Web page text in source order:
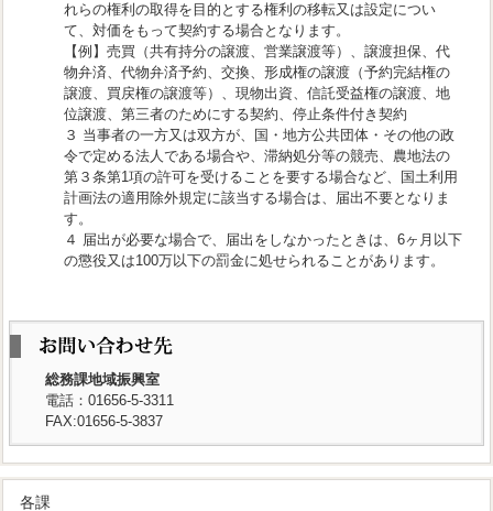
れらの権利の取得を目的とする権利の移転又は設定につい
て、対価をもって契約する場合となります。
【例】売買（共有持分の譲渡、営業譲渡等）、譲渡担保、代
物弁済、代物弁済予約、交換、形成権の譲渡（予約完結権の
譲渡、買戻権の譲渡等）、現物出資、信託受益権の譲渡、地
位譲渡、第三者のためにする契約、停止条件付き契約
３ 当事者の一方又は双方が、国・地方公共団体・その他の政
令で定める法人である場合や、滞納処分等の競売、農地法の
第３条第1項の許可を受けることを要する場合など、国土利用
計画法の適用除外規定に該当する場合は、届出不要となりま
す。
４ 届出が必要な場合で、届出をしなかったときは、6ヶ月以下
の懲役又は100万以下の罰金に処せられることがあります。
総務課地域振興室
電話：01656-5-3311
FAX:01656-5-3837
各課